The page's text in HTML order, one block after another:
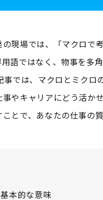
現場では、「マクロで
語ではなく、物事を多
事では、マクロとミク
やキャリアにどう活か
とで、あなたの仕事の
本的な意味